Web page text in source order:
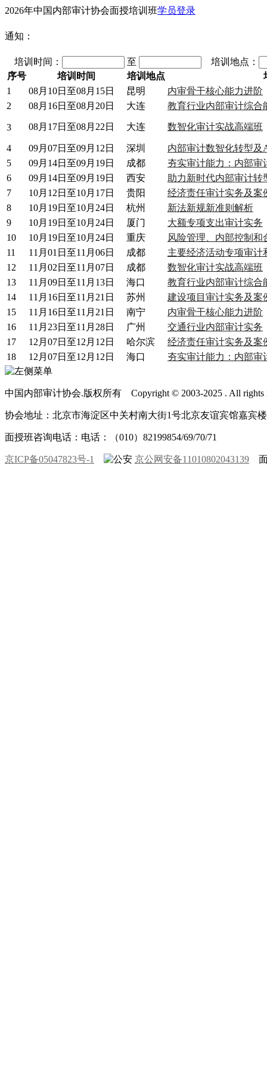
2026年中国内部审计协会面授培训班学员登录
通知：
培训时间： 至
培训地点：
序号
培训时间 培训地点
1
08月10日至08月15日 昆明
内审骨干核心能力进阶
2
08月16日至08月20日 大连 教育行业内部审计综合
3 08月17日至08月22日 大连 数智化审计实战高端班
4 09月07日至09月12日 深圳
内部审计数智化转型及
5
09月14日至09月19日 成都
夯实审计能力：内部审
6
09月14日至09月19日 西安
助力新时代内部审计转
7
10月12日至10月17日 贵阳
经济责任审计实务及案
8
10月19日至10月24日 杭州
新法新规新准则解析
9
10月19日至10月24日 厦门
大额专项支出审计实务
10
10月19日至10月24日 重庆
风险管理、内部控制
11
11月01日至11月06日 成都
主要经济活动专项审计
12
11月02日至11月07日 成都
数智化审计实战高端班
13
11月09日至11月13日 海口
教育行业内部审计综合
14
11月16日至11月21日 苏州
建设项目审计实务及案
15
11月16日至11月21日 南宁
内审骨干核心能力进阶
16
11月23日至11月28日 广州
交通行业内部审计实务
17
12月07日至12月12日 哈尔滨
经济责任审计实务及案
18
12月07日至12月12日 海口 夯实审计能力：内部审
中国内部审计协会.版权所有 Copyright © 2003-2025 . All rights
协会地址：北京市海淀区中关村南大街1号北京友谊宾馆嘉宾
面授班咨询电话：电话：（010）82199854/69/70/71
京ICP备05047823号-1 京公网安备11010802043139 面